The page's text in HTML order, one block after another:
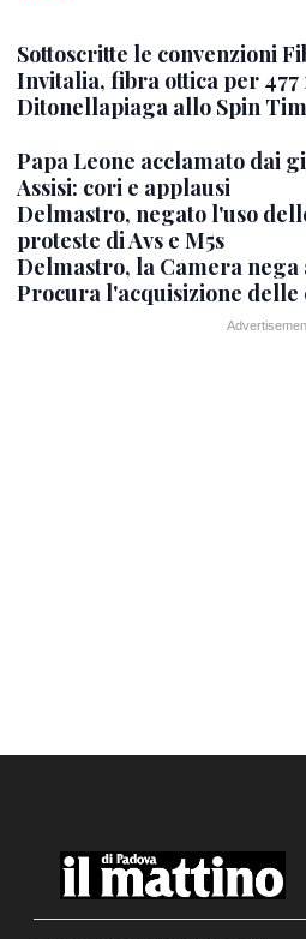
Sottoscritte le convenzioni
Invitalia, fibra ottica per
Ditonellapiaga allo Spin
Papa Leone acclamato dai
Assisi: cori e applausi
Delmastro, negato l'uso
proteste di Avs e M5s
Delmastro, la Camera nega
Procura l'acquisizione delle